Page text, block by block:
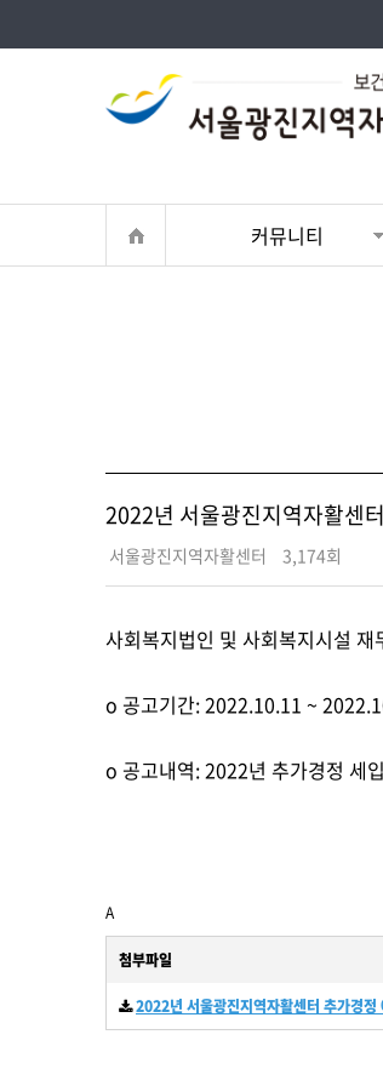
커뮤니티
2022년 서울광진지역자활센
서울광진지역자활센터 3,174회
사회복지법인 및 사회복지시설
o 공고기간: 2022.10.11 ~
o 공고내역: 2022년 추가경정 세
A
첨부파일
2022년 서울광진지역자활센터 추가경